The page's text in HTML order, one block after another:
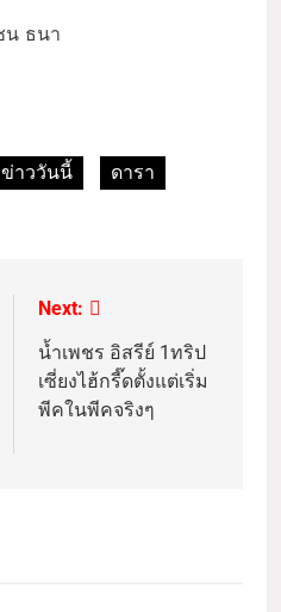
ข่าววันนี้
ดารา
Next:
น้ำเพชร อิสรีย์ 1ทริป
เซี่ยงไฮ้กรี๊ดตั้งแต่เริ่ม
พีคในพีคจริงๆ